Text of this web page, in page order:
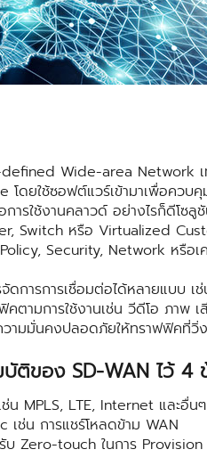
Wide-area Network เ
โดยใช้ซอฟต์แวร์เข้ามาเพื่อควบ
การใช้งานคลาวด์ อย่างไรก็ดีโซ
Switch หรือ Virtualized
Security, Network หรือเ
การการเชื่อมต่อได้หลายแบบ เ
ตามการใช้งานเช่น วีดีโอ ภาพ
วามมั่นคงปลอดภัยให้ทราฟฟิคที่วิ่
ติของ SD-WAN ไว้ 4
น MPLS, LTE, Internet และอื่นๆ
เช่น การแชร์โหลดข้าม WAN
บ Zero-touch ในการ Provision